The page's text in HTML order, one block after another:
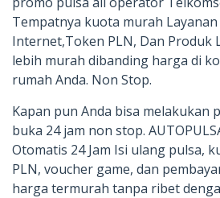
Tempatnya kuota murah
Internet,Token PLN, Dan Produk
lebih murah dibanding harga di
rumah Anda. Non Stop.
Kapan pun Anda bisa melakukan
buka 24 jam non stop.
Otomatis 24 Jam Isi ulang pulsa,
PLN, voucher game, dan
harga termurah tanpa ribet